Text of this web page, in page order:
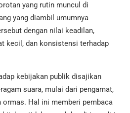
yang rutin muncul di
yang diambil umumnya
dengan nilai keadilan,
kecil, dan konsistensi terhadap
kebijakan publik disajikan
suara, mulai dari pengamat,
Hal ini memberi pembaca